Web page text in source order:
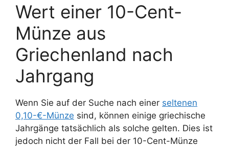
Wert einer 10-Cent-
Münze aus
Griechenland nach
Jahrgang
Wenn Sie auf der Suche nach einer seltenen
0,10-€-Münze sind, können einige griechische
Jahrgänge tatsächlich als solche gelten. Dies ist
jedoch nicht der Fall bei der 10-Cent-Münze